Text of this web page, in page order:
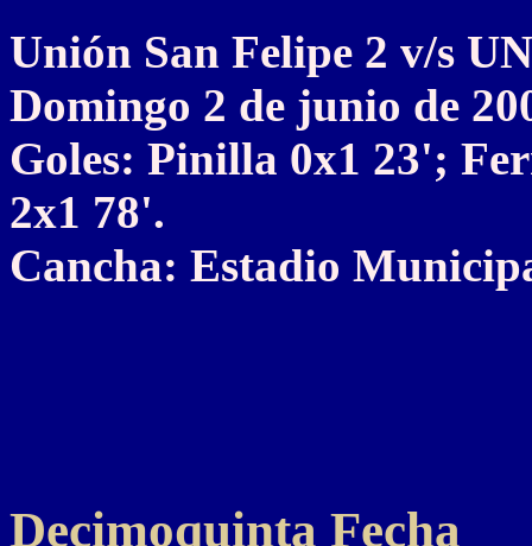
Unión San Felipe 2 v/s
Domingo 2 de junio de
Goles: Pinilla 0x1 23';
2x1 78'.
Cancha: Estadio
Decimoquinta Fecha